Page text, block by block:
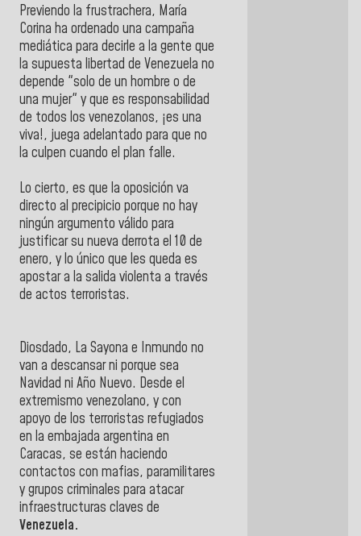
Previendo la frustrachera, María
Corina ha ordenado una campaña
mediática para decirle a la gente que
la supuesta libertad de Venezuela no
depende "solo de un hombre o de
una mujer" y que es responsabilidad
de todos los venezolanos, ¡es una
viva!, juega adelantado para que no
la culpen cuando el plan falle.
Lo cierto, es que la oposición va
directo al precipicio porque no hay
ningún argumento válido para
justificar su nueva derrota el 10 de
enero, y lo único que les queda es
apostar a la salida violenta a través
de actos terroristas.
Diosdado, La Sayona e Inmundo no
van a descansar ni porque sea
Navidad ni Año Nuevo. Desde el
extremismo venezolano, y con
apoyo de los terroristas refugiados
en la embajada argentina en
Caracas, se están haciendo
contactos con mafias, paramilitares
y grupos criminales para atacar
infraestructuras claves de
Venezuela.